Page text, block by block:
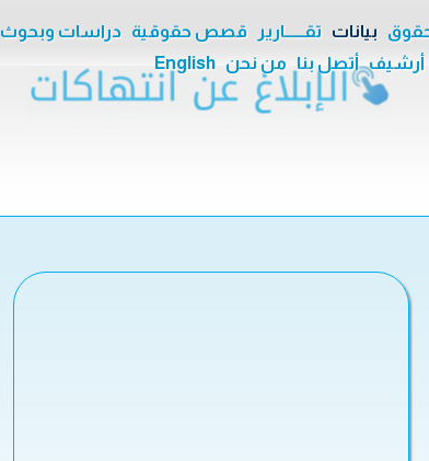
بيانات تقــــــارير قصص حقوقية دراسات وبحوث
أرشيف أتصل بنا من نحن English